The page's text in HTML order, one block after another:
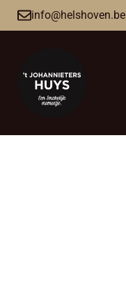
info@helshoven.be